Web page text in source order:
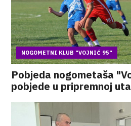
NOGOMETNI KLUB "VOJNIĆ 95"
Pobjeda nogometaša
pobjede u pripremnoj